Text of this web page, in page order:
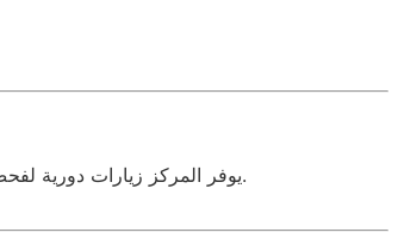
يوفر المركز زيارات دورية لفحص الأجهزة، تنظيفها، واستبدال القطع قبل حدوث أي أعطال كبيرة. هذه الخدمة تقلل تكاليف الإصلاح وتضمن أداء مستمر للأجهزة المنزلية.